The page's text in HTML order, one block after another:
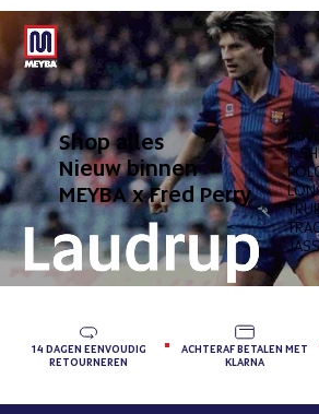
Shop alles
Nieuw binnen
MEYBA x Fred Perry
T-
14 DAGEN EENVOUDIG
RETOURNEREN
ACHTERAF BETALEN MET
KLARNA